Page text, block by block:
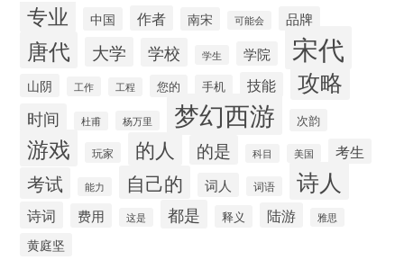
专业 中国 作者 南宋 可能会 品牌
唐代 大学 学校 学生 学院 宋代
山阴 工作 工程 您的 手机 技能 攻略
时间 杜甫 杨万里 梦幻西游 次韵
游戏 玩家 的人 的是 科目 美国 考生
考试 能力 自己的 词人 词语 诗人
诗词 费用 这是 都是 释义 陆游 雅思
黄庭坚